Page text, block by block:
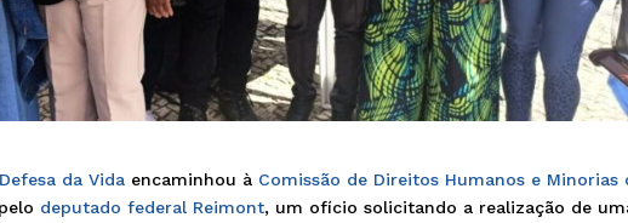
da Vida encaminhou à Comissão de Direitos Humanos e Minorias
deputado federal Reimont, um ofício solicitando a realização de